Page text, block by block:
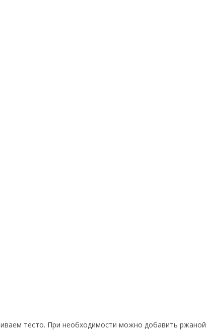
тесто. При необходимости можно добавить ржаной